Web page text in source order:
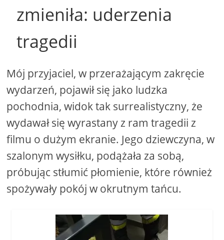
zmieniła: uderzenia
tragedii
Mój przyjaciel, w przerażającym zakręcie
wydarzeń, pojawił się jako ludzka
pochodnia, widok tak surrealistyczny, że
wydawał się wyrastany z ram tragedii z
filmu o dużym ekranie. Jego dziewczyna, w
szalonym wysiłku, podążała za sobą,
próbując stłumić płomienie, które również
spożywały pokój w okrutnym tańcu.